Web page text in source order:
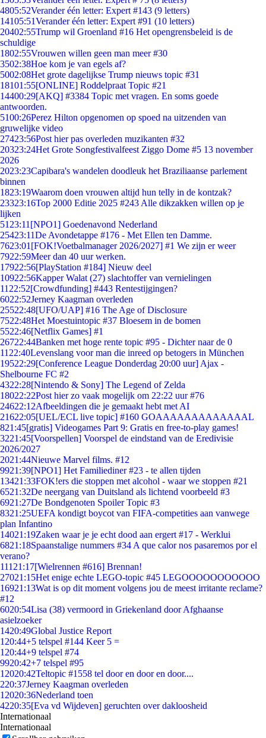
4805:52Verander één letter: Expert #143 (9 letters)
14105:51Verander één letter: Expert #91 (10 letters)
20402:55Trump wil Groenland #16 Het opengrensbeleid is de
schuldige
1802:55Vrouwen willen geen man meer #30
3502:38Hoe kom je van egels af?
5002:08Het grote dagelijkse Trump nieuws topic #31
18101:55[ONLINE] Roddelpraat Topic #21
14400:29[AKQ] #3384 Topic met vragen. En soms goede
antwoorden.
5100:26Perez Hilton opgenomen op spoed na uitzenden van
gruwelijke video
27423:56Post hier pas overleden muzikanten #32
20323:24Het Grote Songfestivalfeest Ziggo Dome #5 13 november
2026
2023:23Capibara's wandelen doodleuk het Braziliaanse parlement
binnen
1823:19Waarom doen vrouwen altijd hun telly in de kontzak?
23323:16Top 2000 Editie 2025 #243 Alle dikzakken willen op je
lijken
51 23:11 [NPO1] Goedenavond Nederland
25423:11De Avondetappe #176 - Met Ellen ten Damme.
7623:01 [FOK!Voetbalmanager 2026/2027] #1 We zijn er weer
7922:59Meer dan 40 uur werken.
17922:56[PlayStation #184] Nieuw deel
10922:56Kapper Walat (27) slachtoffer van vernielingen
11 22:52[Crowdfunding] #443 Rentestijgingen?
6022:52Jerney Kaagman overleden
25522:48[UFO/UAP] #16 The Age of Disclosure
7522:48Het Moestuintopic #37 Bloesem in de bomen
5522:46[Netflix Games] #1
26722:44Banken met hoge rente topic #95 - Dichter naar de 0
11 22:40Levenslang voor man die inreed op betogers in München
19522:29[Conference League Donderdag 20:00 uur] Ajax -
Shelbourne FC #2
4322:28[Nintendo & Sony] The Legend of Zelda
18022:22Post hier zo vaak mogelijk om 22:22 uur #76
24622:12Afbeeldingen die je gemaakt hebt met AI
21622:05[UEL/ECL live topic] #160 GOAAAAAAAAAAAAAL
821:45[gratis] Videogames Part 9: Gratis en free-to-play games!
3221:45[Voorspellen] Voorspel de eindstand van de Eredivisie
2026/2027
2021:44Nieuwe Marvel films. #12
9921:39[NPO1] Het Familiediner #23 - te allen tijden
13421:33FOK!ers die stoppen met alcohol - waar we stoppen #21
6521:32De neergang van Duitsland als lichtend voorbeeld #3
6921:27De Bondgenoten Spoiler Topic #3
8321:25UEFA kondigt boycot van FIFA-competities aan vanwege
plan Infantino
14021:19Zaken waar je je echt dood aan ergert #17 - Werklui
6821:18Spaanstalige nummers #34 A que calor nos pasaremos por el
verano?
111 21:17[Wielrennen #616] Brennan!
27021:15Het enige echte LEGO-topic #45 LEGOOOOOOOOOOO
16921:13Wat is op dit moment volgens jou de meest irritante reclame?
#12
6020:54Lisa (38) vermoord in Griekenland door Afghaanse
asielzoeker
1420:49Global Justice Report
1 20:44+5 telspel #144 Keer 5 =
1 20:44+9 telspel #74
9920:42+7 telspel #95
12020:42Teltopic #1558 tel door en door en door....
220:37Jerney Kaagman overleden
12020:36Nederland toen
4220:35[Eva vd Wijdeven] geruchten over dakloosheid
Internationaal
Internationaal